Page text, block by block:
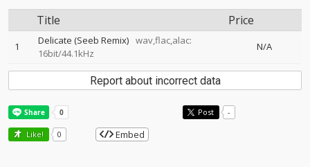
Title Price
1 Delicate (Seeb Remix) wav,flac,alac:
16bit/44.1kHz
N/A
Report about incorrect data
Post -
Like! 0 Embed